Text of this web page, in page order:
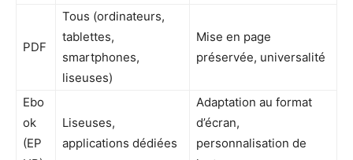
PDF
Tous (ordinateurs,
tablettes,
smartphones,
liseuses)
Mise en page
préservée, universalité
Ebo
ok
(EP
Liseuses,
applications dédiées
Adaptation au format
d’écran,
personnalisation de